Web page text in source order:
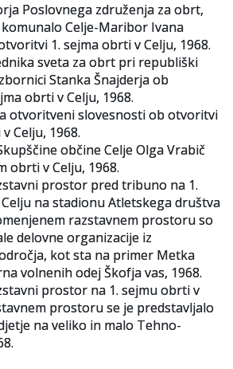
Poslovnega združenja za obrt,
Celje-Maribor Ivana
1. sejma obrti v Celju, 1968.
sveta za obrt pri republiški
Stanka Šnajderja ob
obrti v Celju, 1968.
otvoritveni slovesnosti ob otvoritvi
Celju, 1968.
občine Celje Olga Vrabič
obrti v Celju, 1968.
prostor pred tribuno na 1.
na stadionu Atletskega društva
razstavnem prostoru so
delovne organizacije iz
kot sta na primer Metka
volnenih odej Škofja vas, 1968.
prostor na 1. sejmu obrti v
prostoru se je predstavljalo
na veliko in malo Tehno-